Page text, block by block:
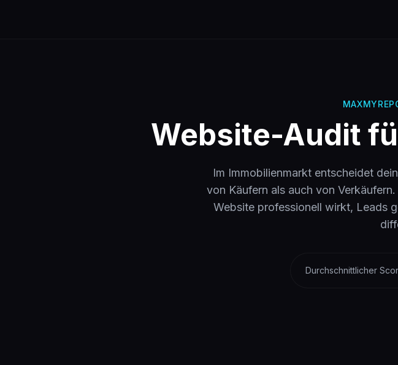
Website-Audit
Im Immobilienmarkt entscheidet
von Käufern als auch von
Website professionell wirkt, Leads
Durchschnittlicher